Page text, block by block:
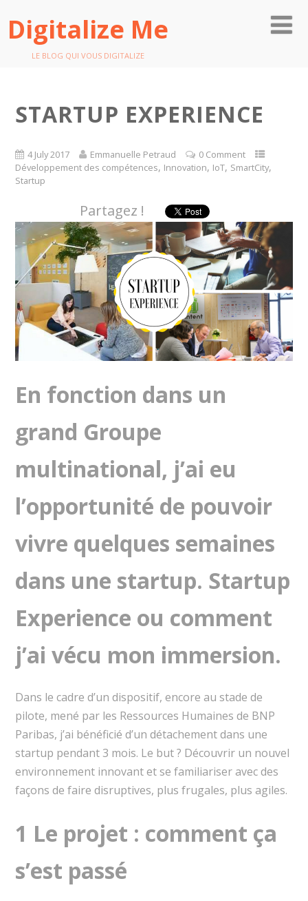
Digitalize Me
LE BLOG QUI VOUS DIGITALIZE
STARTUP EXPERIENCE
4 July 2017 Emmanuelle Petraud
0 Comment
Développement des compétences, Innovation, IoT, SmartCity,
Startup
Partagez !
En fonction dans un
grand Groupe
multinational, j’ai eu
l’opportunité de pouvoir
vivre quelques semaines
dans une startup. Startup
Experience ou comment
j’ai vécu mon immersion.
Dans le cadre d’un dispositif, encore au stade de
pilote, mené par les Ressources Humaines de BNP
Paribas, j’ai bénéficié d’un détachement dans une
startup pendant 3 mois. Le but ? Découvrir un nouvel
environnement innovant et se familiariser avec des
façons de faire disruptives, plus frugales, plus agiles.
1 Le projet : comment ça
s’est passé